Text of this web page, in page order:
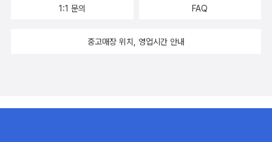
1:1 문의 FAQ
중고매장 위치, 영업시간 안내